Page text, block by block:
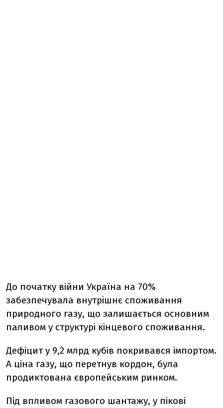
До початку війни Україна на 70%
забезпечувала внутрішнє споживання
природного газу, що залишається основним
паливом у структурі кінцевого споживання.
Дефіцит у 9,2 млрд кубів покривався імпортом.
А ціна газу, що перетнув кордон, була
продиктована європейським ринком.
Під впливом газового шантажу, у пікові